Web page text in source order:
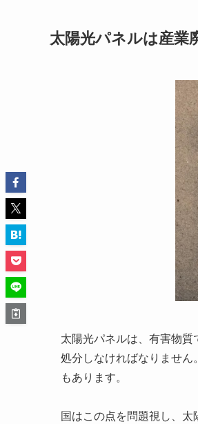
太陽光パネルは産業
太陽光パネルは、有害物
処分しなければなりません
もあります。
国はこの点を問題視し、